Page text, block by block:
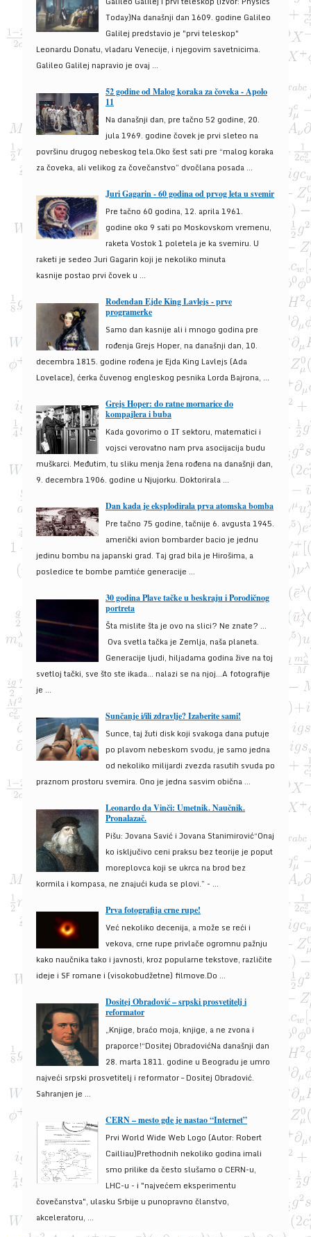
Today)Na današnji dan 1609. godine Galileo
Galilej predstavio je "prvi teleskop"
Leonardu Donatu, vladaru Venecije, i njegovim savetnicima.
Galileo Galilej napravio je ovaj ...
52 godine od Malog koraka za čoveka - Apolo
11
Na današnji dan, pre tačno 52 godine, 20.
jula 1969. godine čovek je prvi sleteo na
površinu drugog nebeskog tela.Oko šest sati pre “malog koraka
za čoveka, ali velikog za čovečanstvo” dvočlana posada ...
Juri Gagarin - 60 godina od prvog leta u svemir
Pre tačno 60 godina, 12. aprila 1961.
godine oko 9 sati po Moskovskom vremenu,
raketa Vostok 1 poletela je ka svemiru. U
raketi je sedeo Juri Gagarin koji je nekoliko minuta
kasnije postao prvi čovek u ...
Rođendan Ejde King Lavlejs - prve
programerke
Samo dan kasnije ali i mnogo godina pre
rođenja Grejs Hoper, na današnji dan, 10.
decembra 1815. godine rođena je Ejda King Lavlejs (Ada
Lovelace), ćerka čuvenog engleskog pesnika Lorda Bajrona, ...
Grejs Hoper: do ratne mornarice do
kompajlera i buba
Kada govorimo o IT sektoru, matematici i
vojsci verovatno nam prva asocijacija budu
muškarci. Međutim, tu sliku menja žena rođena na današnji dan,
9. decembra 1906. godine u Njujorku. Doktorirala ...
Dan kada je eksplodirala prva atomska bomba
Pre tačno 75 godine, tačnije 6. avgusta 1945.
američki avion bombarder bacio je jednu
jedinu bombu na japanski grad. Taj grad bila je Hirošima, a
posledice te bombe pamtiće generacije ...
30 godina Plave tačke u beskraju i Porodičnog
portreta
Šta mislite šta je ovo na slici? Ne znate? …
Ova svetla tačka je Zemlja, naša planeta.
Generacije ljudi, hiljadama godina žive na toj
svetloj tački, sve što ste ikada… nalazi se na njoj…A fotografije
je ...
Sunčanje i/ili zdravlje? Izaberite sami!
Sunce, taj žuti disk koji svakoga dana putuje
po plavom nebeskom svodu, je samo jedna
od nekoliko milijardi zvezda rasutih svuda po
praznom prostoru svemira. Ono je jedna sasvim obična ...
Leonardo da Vinči: Umetnik. Naučnik.
Pronalazač.
Pišu: Jovana Savić i Jovana Stanimirović“Onaj
ko isključivo ceni praksu bez teorije je poput
moreplovca koji se ukrca na brod bez
kormila i kompasa, ne znajući kuda se plovi.” - ...
Prva fotografija crne rupe!
Već nekoliko decenija, a može se reći i
vekova, crne rupe privlače ogromnu pažnju
kako naučnika tako i javnosti, kroz popularne tekstove, različite
ideje i SF romane i (visokobudžetne) filmove.Do ...
Dositej Obradović – srpski prosvetitelj i
reformator
„Knjige, braćo moja, knjige, a ne zvona i
praporce!“Dositej ObradovićNa današnji dan
28. marta 1811. godine u Beogradu je umro
najveći srpski prosvetitelj i reformator – Dositej Obradović.
Sahranjen je ...
CERN – mesto gde je nastao “Internet”
Prvi World Wide Web Logo (Autor: Robert
Cailliau)Prethodnih nekoliko godina imali
smo prilike da često slušamo o CERN-u,
LHC-u - i "najvećem eksperimentu
čovečanstva", ulasku Srbije u punopravno članstvo,
akceleratoru, ...